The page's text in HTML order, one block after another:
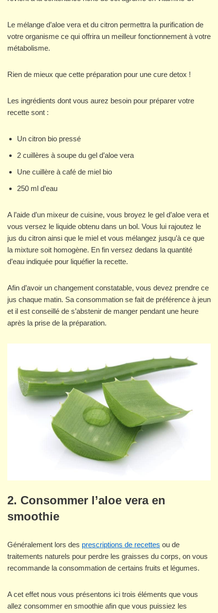
Le mélange d’aloe vera et du citron permettra la purification de
votre organisme ce qui offrira un meilleur fonctionnement à votre
métabolisme.
Rien de mieux que cette préparation pour une cure detox !
Les ingrédients dont vous aurez besoin pour préparer votre
recette sont :
Un citron bio pressé
2 cuillères à soupe du gel d’aloe vera
Une cuillère à café de miel bio
250 ml d’eau
A l’aide d’un mixeur de cuisine, vous broyez le gel d’aloe vera et
vous versez le liquide obtenu dans un bol. Vous lui rajoutez le
jus du citron ainsi que le miel et vous mélangez jusqu’à ce que
la mixture soit homogène. En fin versez dedans la quantité
d’eau indiquée pour liquéfier la recette.
Afin d’avoir un changement constatable, vous devez prendre ce
jus chaque matin. Sa consommation se fait de préférence à jeun
et il est conseillé de s’abstenir de manger pendant une heure
après la prise de la préparation.
2. Consommer l’aloe vera en
smoothie
Généralement lors des prescriptions de recettes ou de
traitements naturels pour perdre les graisses du corps, on vous
recommande la consommation de certains fruits et légumes.
A cet effet nous vous présentons ici trois éléments que vous
allez consommer en smoothie afin que vous puissiez les